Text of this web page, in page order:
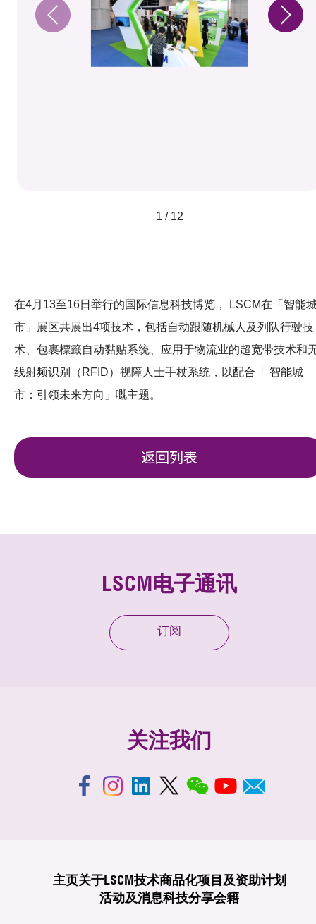
1 / 12
在4月13至16日举行的国际信息科技博览， LSCM在「智能
市」展区共展出4项技术，包括自动跟随机械人及列队行驶技
术、包裹標籤自动黏贴系统、应用于物流业的超宽带技术和
线射频识别（RFID）视障人士手杖系统，以配合「 智能城
市：引领未来方向」嘅主题。
返回列表
LSCM电子通讯
订阅
关注我们
主页关于LSCM技术商品化项目及资助计划
活动及消息科技分享会籍